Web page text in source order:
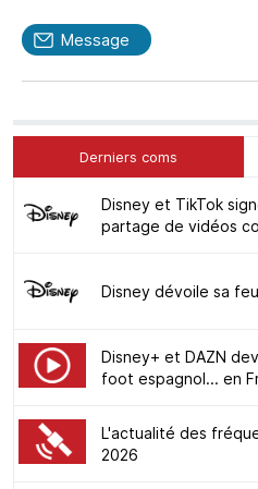
Message
Derniers coms
Disney et TikTok
partage de vidéos
Disney dévoile sa
Disney+ et DAZN
foot espagnol... en
L'actualité des
2026